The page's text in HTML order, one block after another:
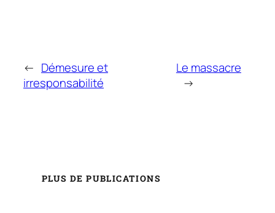
← Démesure et
irresponsabilité
Le massacre
→
PLUS DE PUBLICATIONS